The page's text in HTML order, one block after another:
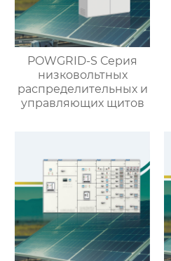
POWGRID-S Серия
низковольтных
распределительных и
управляющих щитов